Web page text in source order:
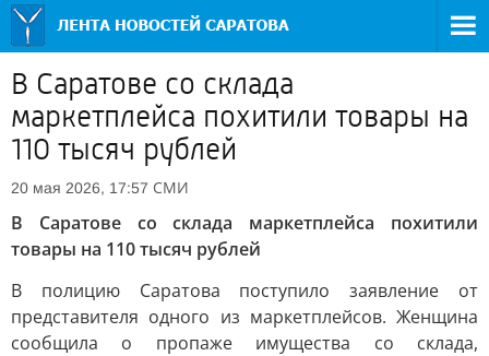
В Саратове со склада
маркетплейса похитили товары на
110 тысяч рублей
20 мая 2026, 17:57 СМИ
В Саратове со склада маркетплейса похитили
товары на 110 тысяч рублей
В полицию Саратова поступило заявление от
представителя одного из маркетплейсов. Женщина
сообщила о пропаже имущества со склада,